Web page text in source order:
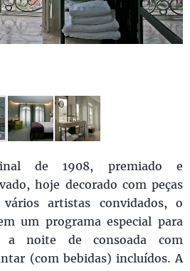
de 1908, premiado e
hoje decorado com peças
vários artistas convidados, o
um programa especial para
a noite de consoada com
(com bebidas) incluídos. A